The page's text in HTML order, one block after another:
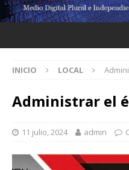
INICIO LOCAL
Administrar el
11 julio, 2024 admin